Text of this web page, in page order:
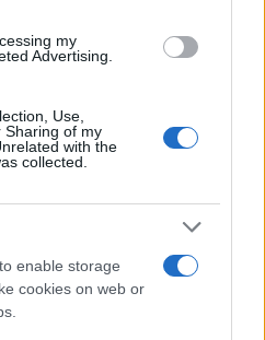
behaviour. You may click to
purposes in below Google
my
Advertising.
Use,
Sharing of my
with the
collected.
enable storage
cookies on web or
no piden permiso